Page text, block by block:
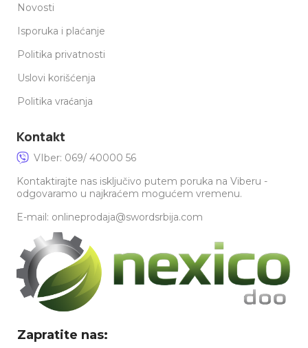
Novosti
Isporuka i plaćanje
Politika privatnosti
Uslovi korišćenja
Politika vraćanja
Kontakt
VIber: 069/ 40000 56
Kontaktirajte nas isključivo putem poruka na Viberu -
odgovaramo u najkraćem mogućem vremenu.
E-mail: onlineprodaja@swordsrbija.com
Zapratite nas: